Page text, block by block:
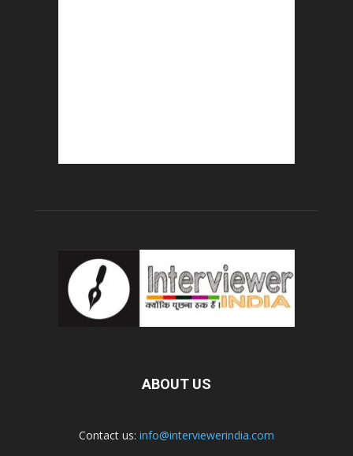
ABOUT US
Contact us: info@interviewerindia.com